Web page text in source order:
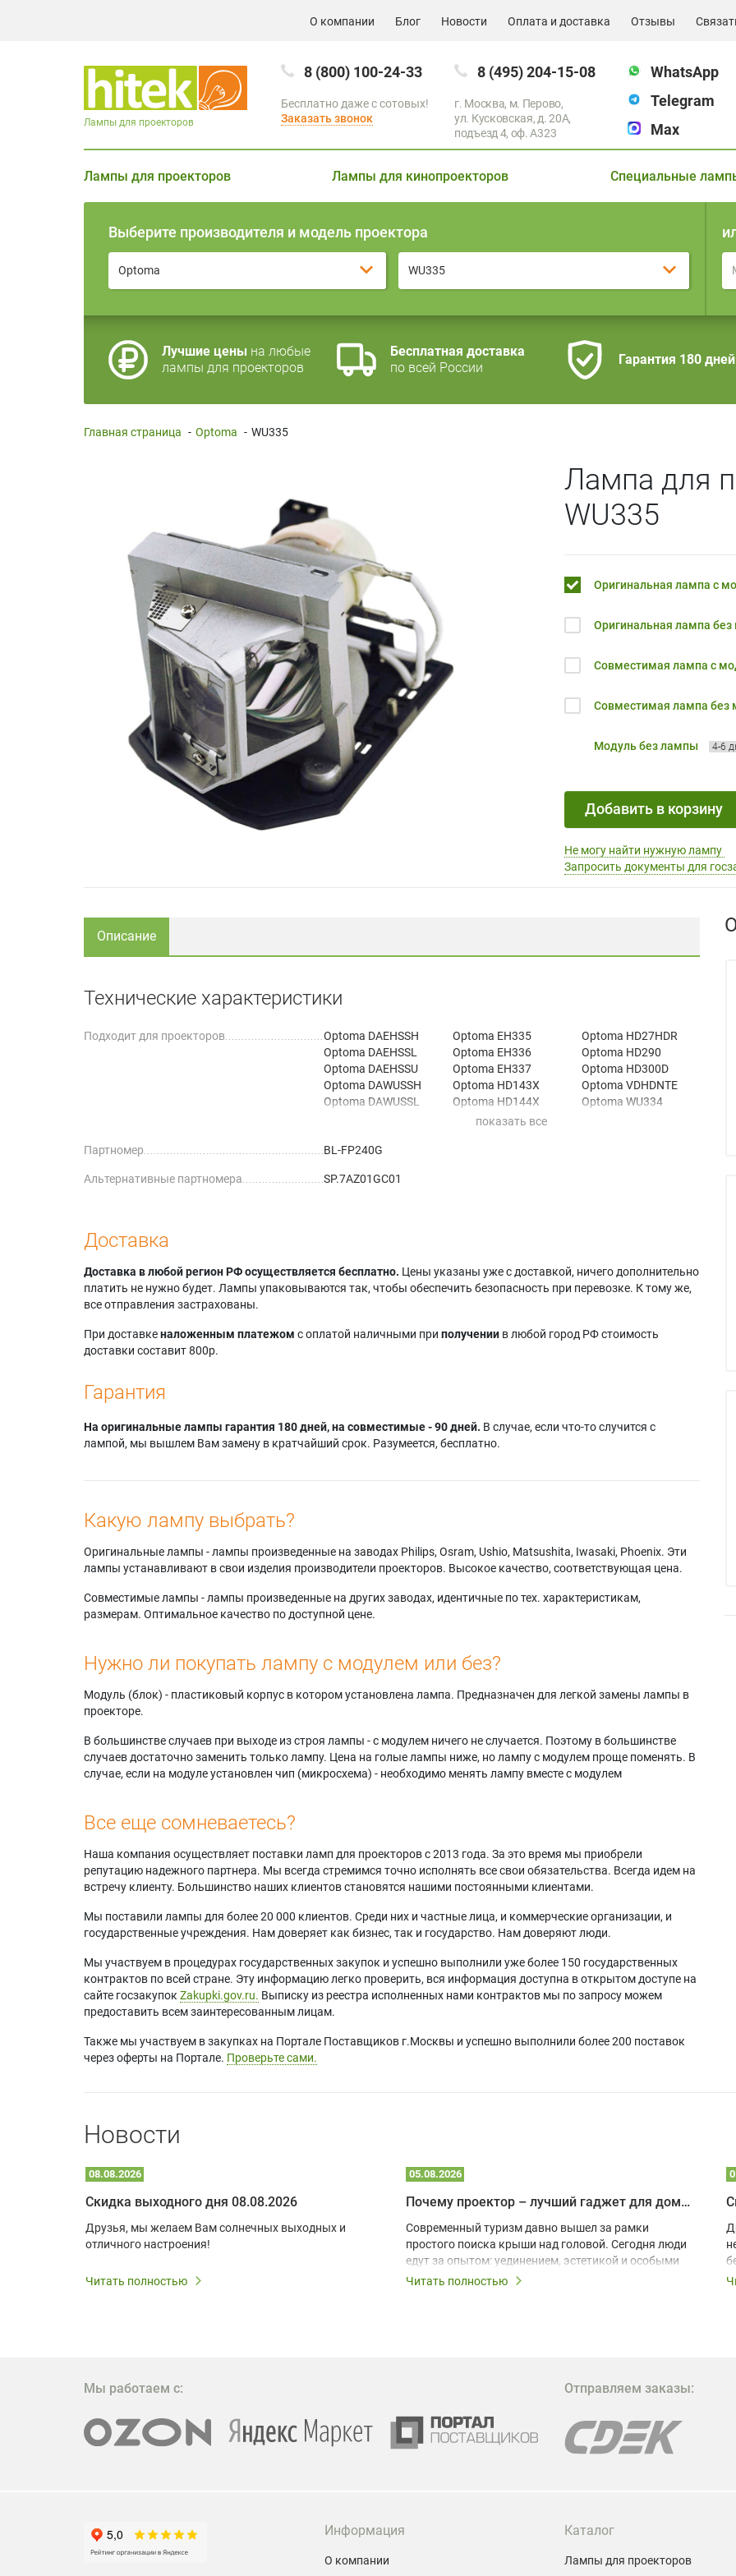
О компании Блог Новости Оплата и доставка Отзывы
8 (800) 100-24-33
Бесплатно даже с сотовых!
Заказать звонок
8 (495) 204-15-08
г. Москва, м. Перово,
ул. Кусковская, д. 20А,
подъезд 4, оф. A323
WhatsApp
Telegram
Max
Лампы для проекторов
Лампы для проекторов Лампы для кинопроекторов Специальные
Выберите производителя и модель проектора
Optoma WU335
Лучшие цены на любые
лампы для проекторов
Бесплатная доставка
по всей России
Гарантия 180 дней
Главная страница - Optoma - WU335
Лампа для
WU335
Оригинальная лампа с
Оригинальная лампа без
Совместимая лампа с
Совместимая лампа без
Модуль без лампы 4-6
Добавить в корзину
Не могу найти нужную лампу
Запросить документы для
Описание
Технические характеристики
Подходит для проекторов
Optoma DAEHSSH
Optoma DAEHSSL
Optoma DAEHSSU
Optoma DAWUSSH
Optoma DAWUSSL
Optoma DH350
Optoma EH335
Optoma EH336
Optoma EH337
Optoma HD143X
Optoma HD144X
Optoma HD243X
Optoma HD27HDR
Optoma HD290
Optoma HD300D
Optoma VDHDNTE
Optoma WU334
Партномер BL-FP240G
Альтернативные партномера SP.7AZ01GC01
Доставка
Доставка в любой регион РФ осуществляется бесплатно. Цены указаны уже с доставкой, ничего дополнительно
платить не нужно будет. Лампы упаковываются так, чтобы обеспечить безопасность при перевозке. К тому же,
все отправления застрахованы.
При доставкеналоженным платежом с оплатой наличными при получении в любой город РФ стоимость
доставки составит 800р.
Гарантия
На оригинальные лампы гарантия 180 дней, на совместимые - 90 дней. В случае, если что-то случится с
лампой, мы вышлем Вам замену в кратчайший срок. Разумеется, бесплатно.
Какую лампу выбрать?
Оригинальные лампы - лампы произведенные на заводах Philips, Osram, Ushio, Matsushita, Iwasaki, Phoenix. Эти
лампы устанавливают в свои изделия производители проекторов. Высокое качество, соответствующая цена.
Совместимые лампы - лампы произведенные на других заводах, идентичные по тех. характеристикам,
размерам. Оптимальное качество по доступной цене.
Нужно ли покупать лампу с модулем или без?
Модуль (блок) - пластиковый корпус в котором установлена лампа. Предназначен для легкой замены лампы в
проекторе.
В большинстве случаев при выходе из строя лампы - с модулем ничего не случается. Поэтому в большинстве
случаев достаточно заменить только лампу. Цена на голые лампы ниже, но лампу с модулем проще поменять. В
случае, если на модуле установлен чип (микросхема) - необходимо менять лампу вместе с модулем
Все еще сомневаетесь?
Наша компания осуществляет поставки ламп для проекторов с 2013 года. За это время мы приобрели
репутацию надежного партнера. Мы всегда стремимся точно исполнять все свои обязательства. Всегда идем на
встречу клиенту. Большинство наших клиентов становятся нашими постоянными клиентами.
Мы поставили лампы для более 20 000 клиентов. Среди них и частные лица, и коммерческие организации, и
государственные учреждения. Нам доверяет как бизнес, так и государство. Нам доверяют люди.
Мы участвуем в процедурах государственных закупок и успешно выполнили уже более 150 государственных
контрактов по всей стране. Эту информацию легко проверить, вся информация доступна в открытом доступе на
сайте госзакупок Zakupki.gov.ru. Выписку из реестра исполненных нами контрактов мы по запросу можем
предоставить всем заинтересованным лицам.
Также мы участвуем в закупках на Портале Поставщиков г.Москвы и успешно выполнили более 200 поставок
через оферты на Портале. Проверьте сами.
Новости
08.08.2026
Скидка выходного дня 08.08.2026
Друзья, мы желаем Вам солнечных выходных и
отличного настроения!
Читать полностью
05.08.2026
Почему проектор – лучший гаджет для домика в глэмпинге
Современный туризм давно вышел за рамки
простого поиска крыши над головой. Сегодня люди
едут за опытом: уединением, эстетикой и особыми
ощущениями. Владельцы A-frame домов,
эффективных и бюджетных способов стать
проектора.
Читать полностью
Мы работаем с: Отправляем заказы:
Информация
О компании
Каталог
Лампы для проекторов